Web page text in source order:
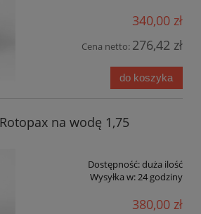
340,00 zł
Cena netto: 276,42 zł
do koszyka
na wodę 1,75
Dostępność:duża ilość
Wysyłka w:24 godziny
380,00 zł